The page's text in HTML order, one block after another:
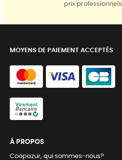
prix professionnels
MOYENS DE PAIEMENT ACCEPTÉS
Á PROPOS
Coopazur, qui sommes-nous?